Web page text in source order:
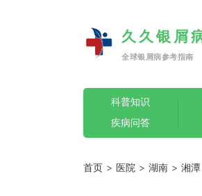
久久银屑
全球银屑病参考指南
科普知识
疾病问答
首页 > 医院 > 湖南 > 湘潭